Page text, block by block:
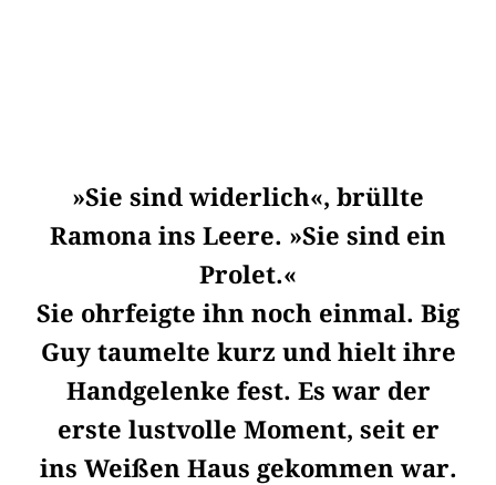
»Sie sind widerlich«, brüllte
Ramona ins Leere. »Sie sind ein
Prolet.«
Sie ohrfeigte ihn noch einmal. Big
Guy taumelte kurz und hielt ihre
Handgelenke fest. Es war der
erste lustvolle Moment, seit er
ins Weißen Haus gekommen war.